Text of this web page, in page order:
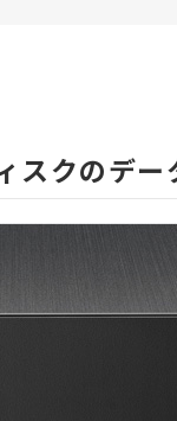
スクのデー